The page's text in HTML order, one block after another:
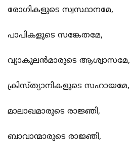
രോഗികളുടെ സ്വസ്ഥാനമേ,
പാപികളുടെ സങ്കേതമേ,
വ്യാകുലന്‍മാരുടെ ആശ്വാസമേ,
ക്രിസ്ത്യാനികളുടെ സഹായമേ,
മാലാഖമാരുടെ രാജ്ഞി,
ബാവാന്മാരുടെ രാജ്ഞി,